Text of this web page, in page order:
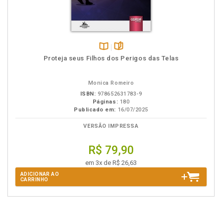
Disponível
páginas
Proteja seus Filhos dos Perigos das Telas
Monica Romeiro
ISBN: 978652631783-9
Páginas: 180
Publicado em: 16/07/2025
VERSÃO IMPRESSA
R$ 79,90
em 3x de R$ 26,63
ADICIONAR AO
CARRINHO